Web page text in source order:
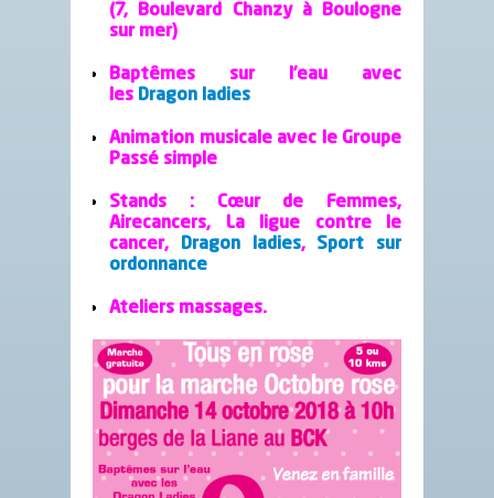
(7, Boulevard Chanzy à Boulogne
sur mer)
Baptêmes sur l’eau avec
les Dragon ladies
Animation musicale avec le Groupe
Passé simple
Stands : Cœur de Femmes,
Airecancers, La ligue contre le
cancer, Dragon ladies, Sport sur
ordonnance
Ateliers massages.